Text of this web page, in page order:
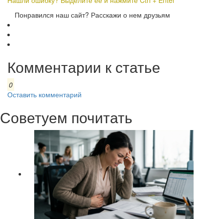
Понравился наш сайт? Расскажи о нем друзьям
Комментарии к статье
0
Оставить комментарий
Советуем почитать